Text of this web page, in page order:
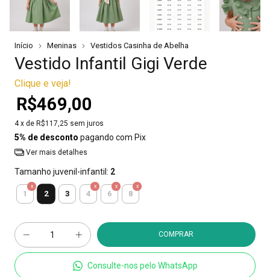
Início Meninas Vestidos Casinha de Abelha
Vestido Infantil Gigi Verde
Clique e veja!
R$469,00
4 x de R$117,25 sem juros
5% de desconto pagando com Pix
Ver mais detalhes
Tamanho juvenil-infantil: 2
1 2 3 4 6 8
Consulte-nos pelo WhatsApp